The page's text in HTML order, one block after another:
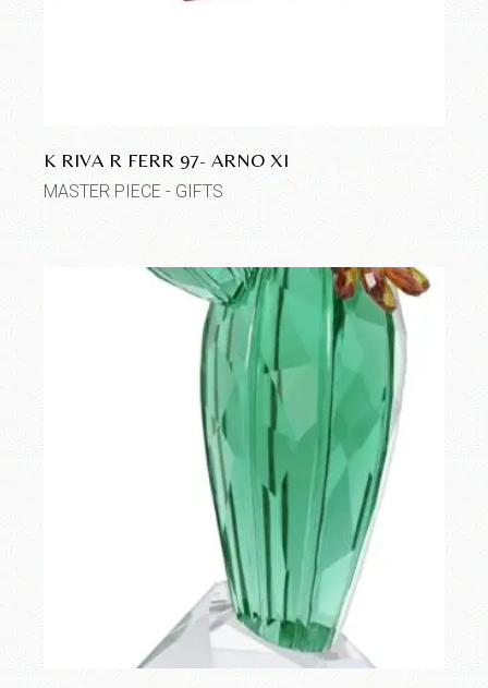
K RIVA R FERR 97- ARNO XI
MASTER PIECE - GIFTS